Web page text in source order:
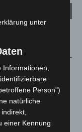
starten beim
Polizei sucht
unter
Informationen,
Person")
natürliche
einer Kennung